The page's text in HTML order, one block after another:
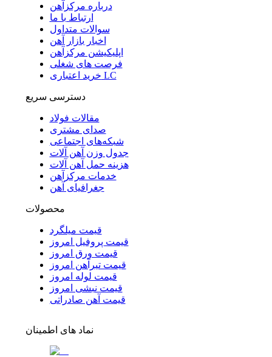
درباره مرکزآهن
ارتباط با ما
سوالات متداول
اخبار بازار آهن
اپلیکیشن مرکزآهن
فرصت های شغلی
خرید اعتباری LC
دسترسی سریع
مقالات فولاد
صدای مشتری
شبکه‌های اجتماعی
جدول وزن آهن آلات
هزینه حمل آهن آلات
خدمات مرکزآهن
جغرافیای آهن
محصولات
قیمت میلگرد
قیمت پروفیل امروز
قیمت ورق امروز
قیمت تیرآهن امروز
قیمت لوله امروز
قیمت نبشی امروز
قیمت آهن صادراتی
نماد های اطمینان